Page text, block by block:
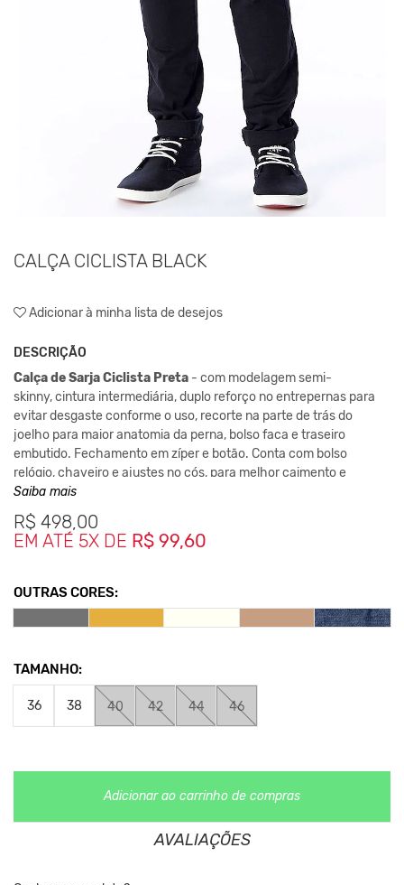
CALÇA CICLISTA BLACK
Adicionar à minha lista de desejos
DESCRIÇÃO
Calça de Sarja Ciclista Preta - com modelagem semi-
skinny, cintura intermediária, duplo reforço no entrepernas para
evitar desgaste conforme o uso, recorte na parte de trás do
joelho para maior anatomia da perna, bolso faca e traseiro
embutido. Fechamento em zíper e botão. Conta com bolso
relógio, chaveiro e ajustes no cós, para melhor caimento e
segurança da cintura.
Pensando no dia-a-dia dos ciclistaa, a King55 desenvolveu essa
peça, que além de conforto e durabilidade, garante a você maior
Composição
Medidas da peça
36 Cintura 34cm / Gancho 31cm / Comprimento 109cm
38 Cintura 35cm / Gancho 31cm / Comprimento 109cm
40 Cintura 36cm / Gancho 32cm / Comprimento 109cm
**As cores podem variar conforme a configuração do seu monitor.
Clique aqui
Para saber mais sobre a manutenção de suas
Saiba mais
R$ 498,00
EM ATÉ 5X DE R$ 99,60
OUTRAS CORES:
TAMANHO:
36 38 40 42 44 46
Adicionar ao carrinho de compras
AVALIAÇÕES